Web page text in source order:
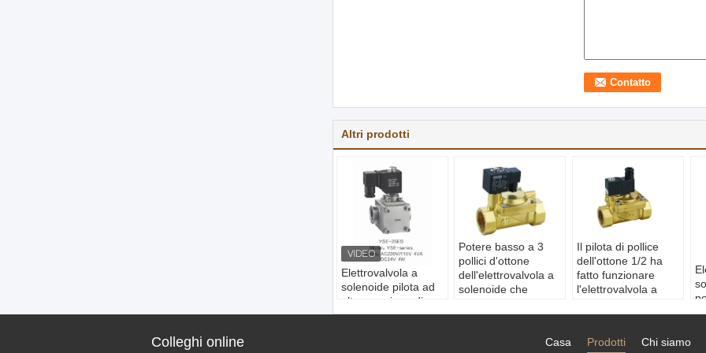
Altri prodotti
Elettrovalvola a
solenoide pilota ad
alta pressione di
potere basso,
Potere basso a 3
pollici d'ottone
dell'elettrovalvola a
solenoide che
per
Il pilota di pollice
dell'ottone 1/2 ha
fatto funzionare
l'elettrovalvola a
DC24V/12V
Medium di
Colleghi online Chi siamo
Prodotti
Casa